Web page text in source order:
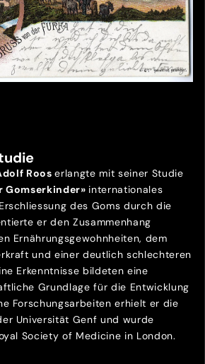
Rooserlangte mit seiner Studie
Gomserkinder» internationales
des Goms durch die
er den Zusammenhang
Ernährungsgewohnheiten, dem
und einer deutlich schlechteren
Erkenntnisse bildeten eine
Grundlage für die Entwicklung
Forschungsarbeiten erhielt er die
Universität Genf und wurde
Society of Medicine in London.